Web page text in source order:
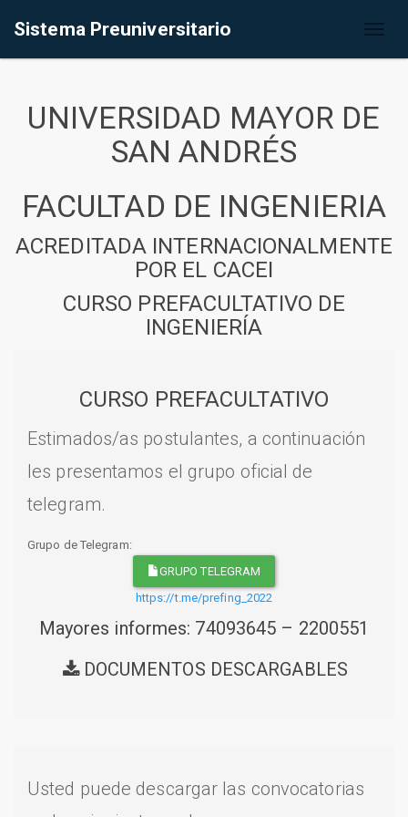
Sistema Preuniversitario
UNIVERSIDAD MAYOR DE
SAN ANDRÉS
FACULTAD DE INGENIERIA
ACREDITADA INTERNACIONALMENTE
POR EL CACEI
CURSO PREFACULTATIVO DE
INGENIERÍA
CURSO PREFACULTATIVO
Estimados/as postulantes, a continuación
les presentamos el grupo oficial de
telegram.
Grupo de Telegram:
GRUPO TELEGRAM
https://t.me/prefing_2022
Mayores informes: 74093645 – 2200551
DOCUMENTOS DESCARGABLES
Usted puede descargar las convocatorias